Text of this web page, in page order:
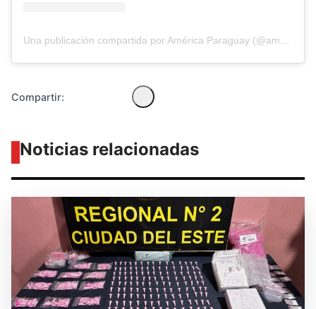
Compartir:
Noticias relacionadas